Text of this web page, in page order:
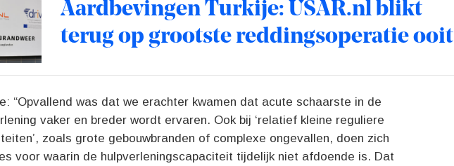
Aardbevingen Turkije: USAR.nl blikt
terug op grootste reddingsoperatie ooit
“Opvallend was dat we erachter kwamen dat acute schaarste in de
vaker en breder wordt ervaren. Ook bij ‘relatief kleine reguliere
zoals grote gebouwbranden of complexe ongevallen, doen zich
voor waarin de hulpverleningscapaciteit tijdelijk niet afdoende is. Dat